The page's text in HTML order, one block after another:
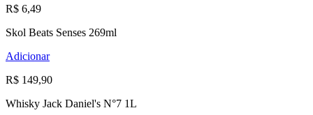
R$ 6,49
Skol Beats Senses 269ml
Adicionar
R$ 149,90
Whisky Jack Daniel's N°7 1L